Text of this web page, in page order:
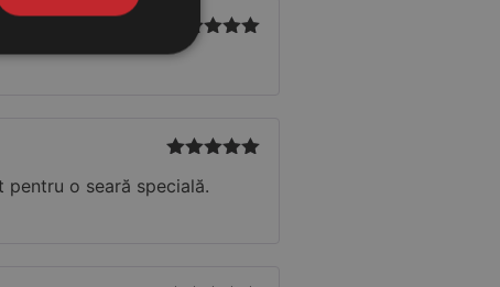
Evaluat la
din 5
o seară specială.